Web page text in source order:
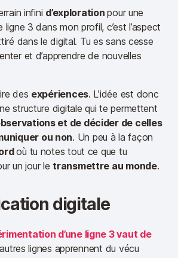
infini d’explorationpour une
ligne 3 dans mon profil, c’est l’aspect
dans le digital. Tu es sans cesse
et d’apprendre de nouvelles
des expériences. L’idée est donc
structure digitale qui te permettent
et de décider de celles
ou non. Un peu à la façon
où tu notes tout ce que tu
un jour letransmettre au monde.
digitale
d’une ligne 3 vaut de
lignes apprennent du vécu